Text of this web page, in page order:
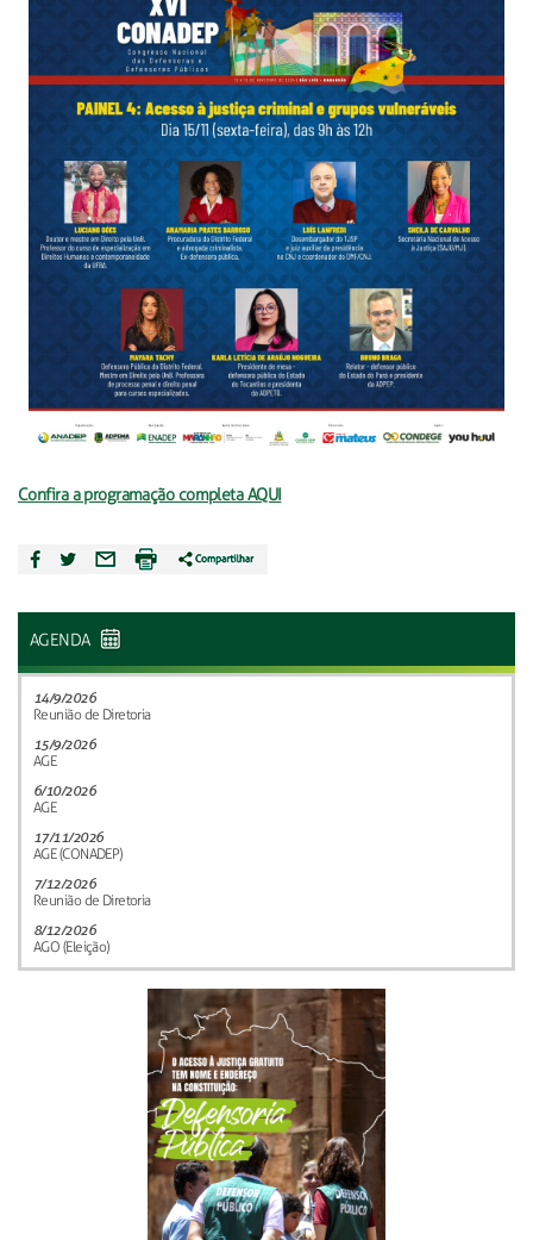
Confira a programação completa AQUI
AGENDA
14/9/2026
Reunião de Diretoria
15/9/2026
AGE
6/10/2026
AGE
17/11/2026
AGE (CONADEP)
7/12/2026
Reunião de Diretoria
8/12/2026
AGO (Eleição)